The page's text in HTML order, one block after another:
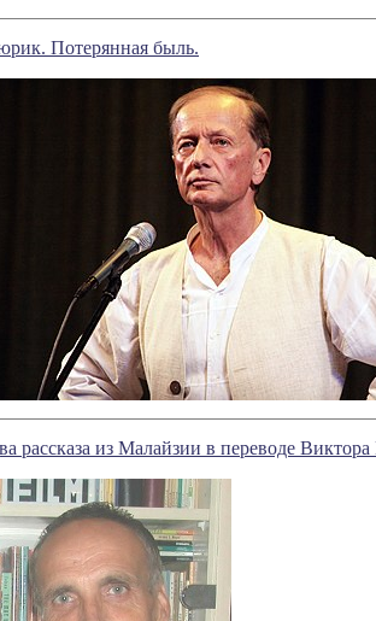
Потерянная быль.
рассказа из Малайзии в переводе